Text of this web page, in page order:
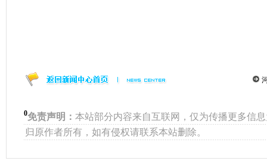
0免责声明： 本站部分内容来自互联网，仅为传播更多信
归原作者所有，如有侵权请联系本站删除。